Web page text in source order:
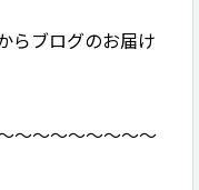
らブログのお届け
～～～～～～～～